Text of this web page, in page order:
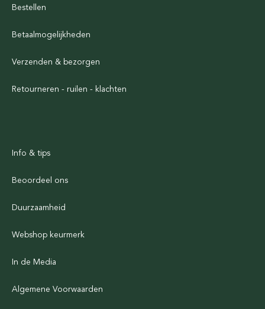
Bestellen
Betaalmogelijkheden
Verzenden & bezorgen
Retourneren - ruilen - klachten
Info & tips
Beoordeel ons
Duurzaamheid
Webshop keurmerk
In de Media
Algemene Voorwaarden